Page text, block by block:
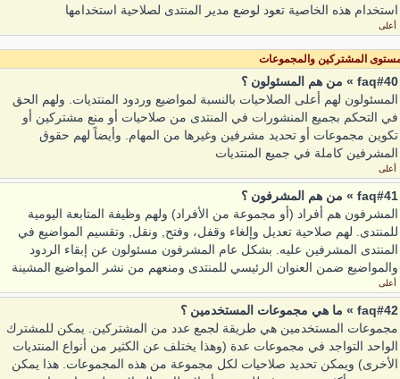
استخدام هذه الخاصية تعود لوضع مدير المنتدى لصلاحية استخدامها
أعلى
المشتركين والمجموعات
faq#40 » من هم المسئولون ؟
المسئولون لهم أعلى الصلاحيات بالنسبة لمواضيع وردود المنتديات. ولهم الحق
في التحكم بجميع المنشورات في المنتدى من صلاحيات أو منع مشتركين أو
تكوين مجموعات أو تحديد مشرفين وغيرها من المهام. وأيضاً لهم حقوق
المشرفين كاملة في جميع المنتديات
أعلى
faq#41 » من هم المشرفون ؟
المشرفون هم أفراد (أو مجموعة من الأفراد) ولهم وظيفة المتابعة اليومية
للمنتدى. لهم صلاحية تعديل وإلغاء وقفل، وفتح, ونقل, وتقسيم المواضيع في
المنتدى المشرفين عليه. بشكل عام المشرفون مسئولون عن إبقاء الردود
والمواضيع ضمن العنوان الرئيسي للمنتدى ومنعهم من نشر المواضيع المشينة
أعلى
faq#42 » ما هي مجموعات المستخدمين ؟
مجموعات المستخدمين هي طريقة لجمع عدد من المشتركين. يمكن للمشترك
الواحد التواجد في مجموعات عدة (وهذا يختلف عن الكثير من أنواع المنتديات
الأخرى) ويمكن تحديد صلاحيات لكل مجموعة من هذه المجموعات. هذا يمكن